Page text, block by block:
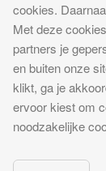
OpDierentuinen.eu
Europa. Koop
eenvoudig. En
mogelijkheden om
eenhotel dichtbij
voor jong en oud!
cookies.
Met deze
partners je
en buiten onze
klikt, ga je
ervoor kiest om
noodzakelijke